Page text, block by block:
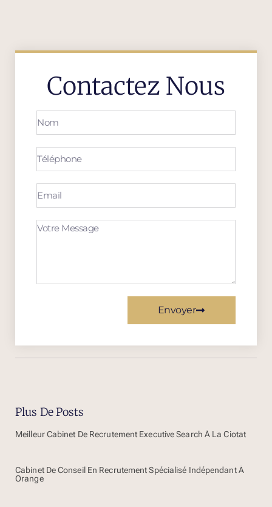
Contactez Nous
Envoyer
Plus De Posts
Meilleur Cabinet De Recrutement Executive Search À La Ciotat
Cabinet De Conseil En Recrutement Spécialisé Indépendant À
Orange